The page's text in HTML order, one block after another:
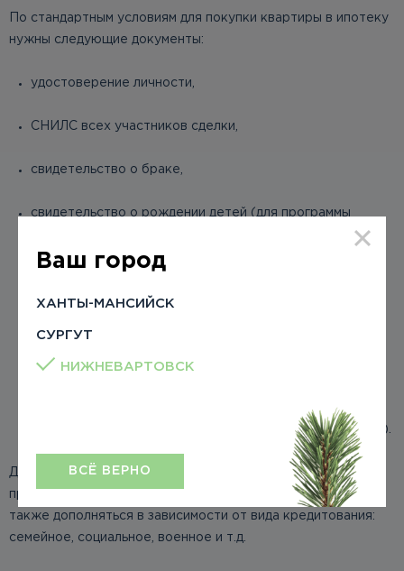
Ваш город
ХАНТЫ-МАНСИЙСК
СУРГУТ
НИЖНЕВАРТОВСК
ВСЁ ВЕРНО
По стандартным условиям для покупки квартиры в ипотеку
нужны следующие документы:
удостоверение личности,
СНИЛС всех участников сделки,
свидетельство о браке,
свидетельство о рождении детей (для программы
основного заемщика,
выписка об остатке МСК (для первоначального взноса).
Для подтверждения доходов созаёмщика нужно
предоставить аналогичный пакет бумаг. Перечень может
также дополняться в зависимости от вида кредитования:
семейное, социальное, военное и т.д.